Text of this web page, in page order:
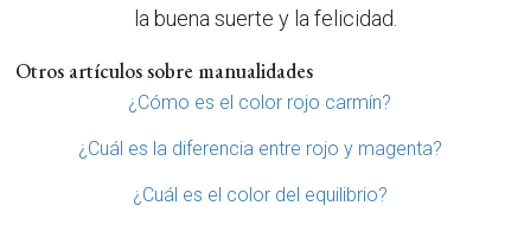
la buena suerte y la felicidad.
Otros artículos sobre manualidades
¿Cómo es el color rojo carmín?
¿Cuál es la diferencia entre rojo y magenta?
¿Cuál es el color del equilibrio?